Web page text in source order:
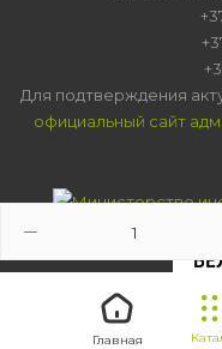
Главная
Для подтверждения
официальный сайт